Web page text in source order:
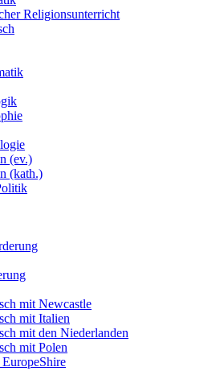
Religionsunterricht
(ev.)
(kath.)
mit Newcastle
mit Italien
mit den Niederlanden
mit Polen